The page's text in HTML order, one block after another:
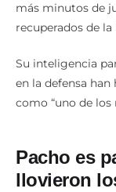
más minutos de
recuperados de
Su inteligencia
en la defensa
como “uno de los
Pacho es
llovieron